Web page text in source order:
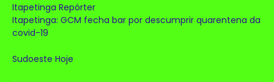
Itapetinga Repórter
Itapetinga: GCM fecha bar por descumprir quarentena da
covid-19
Sudoeste Hoje